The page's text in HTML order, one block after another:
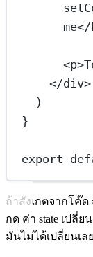
me</
<p
</div>
)
}
export
ถ้าสังเกตจากโค๊ด
กด ค่า state เปลี่ย
มันไม่ได้เปลี่ยนเล